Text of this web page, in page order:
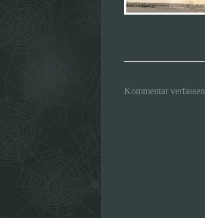
Kommentar verfassen